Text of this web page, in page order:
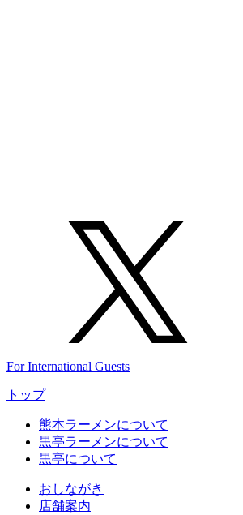
For International Guests
トップ
熊本ラーメンについて
黒亭ラーメンについて
黒亭について
おしながき
店舗案内